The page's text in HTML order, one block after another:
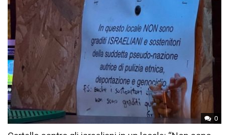
0